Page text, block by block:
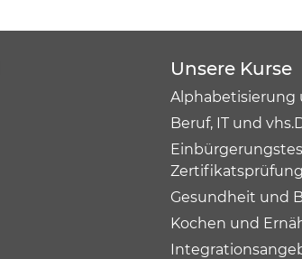
Unsere Kurse
Alphabetisierung
Beruf, IT und
Gesundheit und
Kochen und